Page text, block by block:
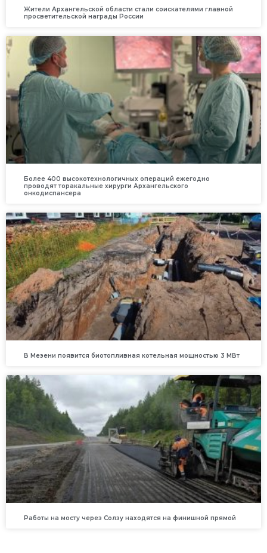
Жители Архангельской области стали соискателями главной
просветительской награды России
Более 400 высокотехнологичных операций ежегодно
проводят торакальные хирурги Архангельского
онкодиспансера
В Мезени появится биотопливная котельная мощностью 3 МВт
Работы на мосту через Солзу находятся на финишной прямой